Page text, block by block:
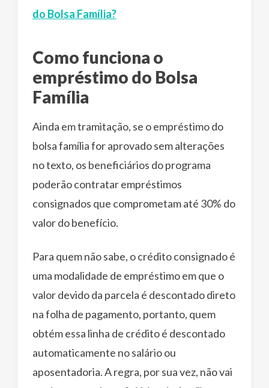
do Bolsa Família?
Como funciona o
empréstimo do Bolsa
Família
Ainda em tramitação, se o empréstimo do
bolsa família for aprovado sem alterações
no texto, os beneficiários do programa
poderão contratar empréstimos
consignados que comprometam até 30% do
valor do benefício.
Para quem não sabe, o crédito consignado é
uma modalidade de empréstimo em que o
valor devido da parcela é descontado direto
na folha de pagamento, portanto, quem
obtém essa linha de crédito é descontado
automaticamente no salário ou
aposentadoria. A regra, por sua vez, não vai